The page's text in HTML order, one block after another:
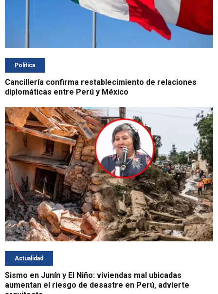
Política
Cancillería confirma restablecimiento de relaciones
diplomáticas entre Perú y México
Actualidad
Sismo en Junín y El Niño: viviendas mal ubicadas
aumentan el riesgo de desastre en Perú, advierte